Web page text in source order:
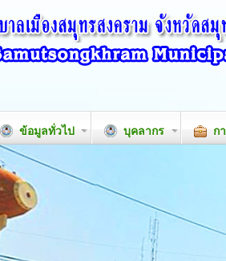
ข้อมูลทั่วไป บุคลากร ก